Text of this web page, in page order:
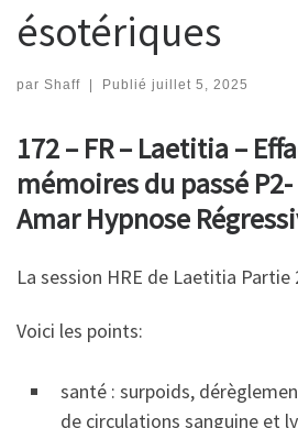
ésotériques
par Shaff Publié juillet 5, 2025
172 – FR – Laetitia –
mémoires du passé
Amar Hypnose
La session HRE de Laetitia Partie
Voici les points:
santé : surpoids,
de circulations sanguine et